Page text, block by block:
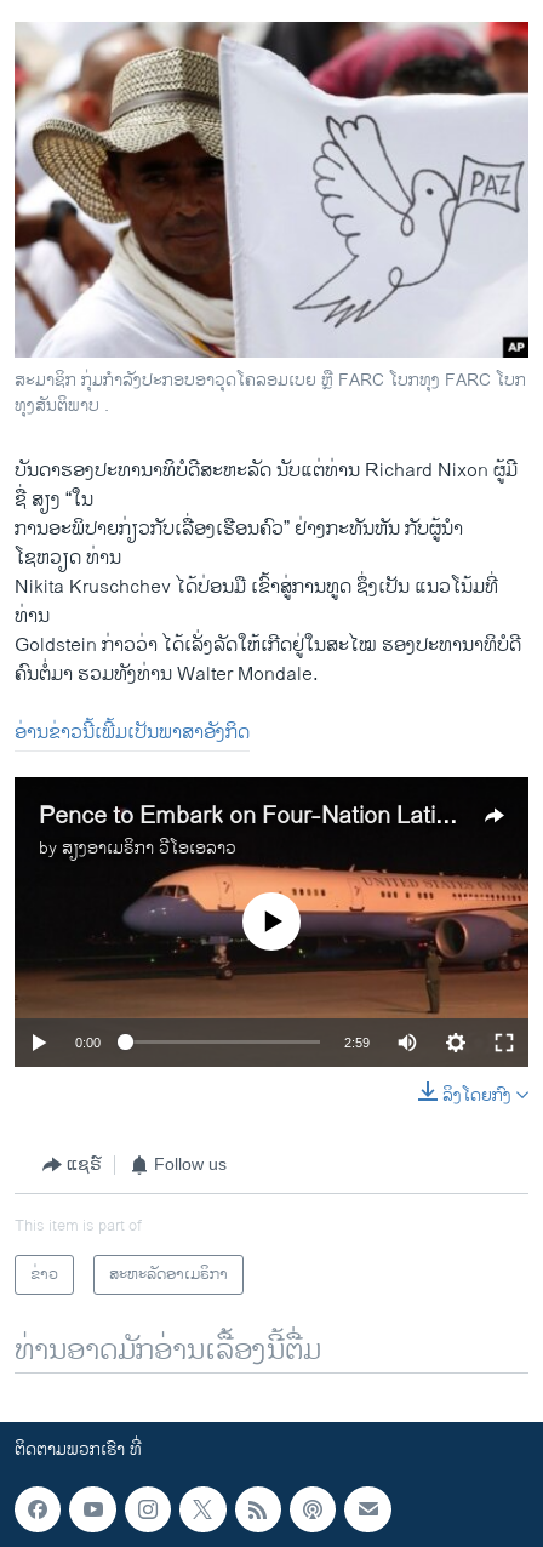
ສະມາຊິກ ກຸ່ມກຳລັງປະກອບອາວຸດໂຄລອມເບຍ ຫຼື FARC ໂບກທຸງ FARC ໂບກ
ທຸງສັນຕິພາບ .
ບັນດາຮອງປະທານາທິບໍດີສະຫະລັດ ນັບແຕ່ທ່ານ Richard Nixon ຜູ້ມີ
ຊື່ ສຽງ ​“​ໃນ
ການອະພິປາຍ​ກ່ຽວ​ກັບ​ເລື່ອງເຮືອນຄົວ” ຢ່າງ​ກະທັນຫັນ ກັບຜູ້ນຳ
ໂຊຫວຽດ ທ່ານ
Nikita Kruschchev ໄດ້ປ່ອນ​ມື ​ເຂົ້າສູ່ການທູດ ຊຶ່ງ​ເປັນ ແນວໂນ້ມທີ່
ທ່ານ
Goldstein ກ່າວວ່າ ໄດ້​ເລັ່ງລັດໃຫ້ເກີດຢູ່​ໃນ​ສະ​ໄໝ ຮອງປະທານາທິບໍດີ
ຄົນຕໍ່ມາ ຮວມທັງທ່ານ Walter Mondale.
ອ່ານຂ່າວນີ້ເພີ້ມເປັນພາສາອັງກິດ
Pence to Embark on Four-Nation Latin America Tour
by ສຽງອາເມຣິກາ ວີໂອເອລາວ
No media source currently available
0:00 2:59
ລິງໂດຍກົງ
ແຊຣ໌ Follow us
This item is part of
ຂ່າວ
ສະຫະລັດອາເມຣິກາ
ທ່ານອາດມັກອ່ານເລື້ອງນີ້ຕື່ມ
ຕິດຕາມພວກເຮົາ ທີ່